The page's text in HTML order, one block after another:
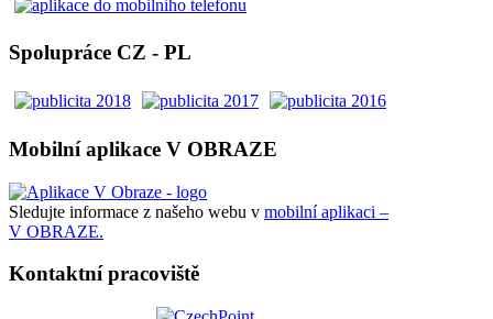
Spolupráce CZ - PL
Mobilní aplikace V OBRAZE
Sledujte informace z našeho webu v mobilní aplikaci –
V OBRAZE.
Kontaktní pracoviště